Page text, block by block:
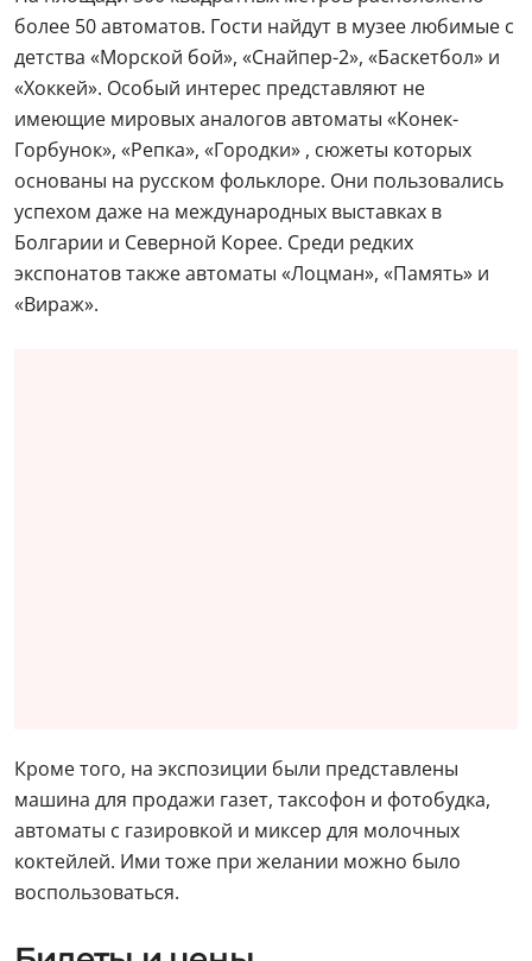
более 50 автоматов. Гости найдут в музее любимые с
детства «Морской бой», «Снайпер-2», «Баскетбол» и
«Хоккей». Особый интерес представляют не
имеющие мировых аналогов автоматы «Конек-
Горбунок», «Репка», «Городки» , сюжеты которых
основаны на русском фольклоре. Они пользовались
успехом даже на международных выставках в
Болгарии и Северной Корее. Среди редких
экспонатов также автоматы «Лоцман», «Память» и
«Вираж».
Кроме того, на экспозиции были представлены
машина для продажи газет, таксофон и фотобудка,
автоматы с газировкой и миксер для молочных
коктейлей. Ими тоже при желании можно было
воспользоваться.